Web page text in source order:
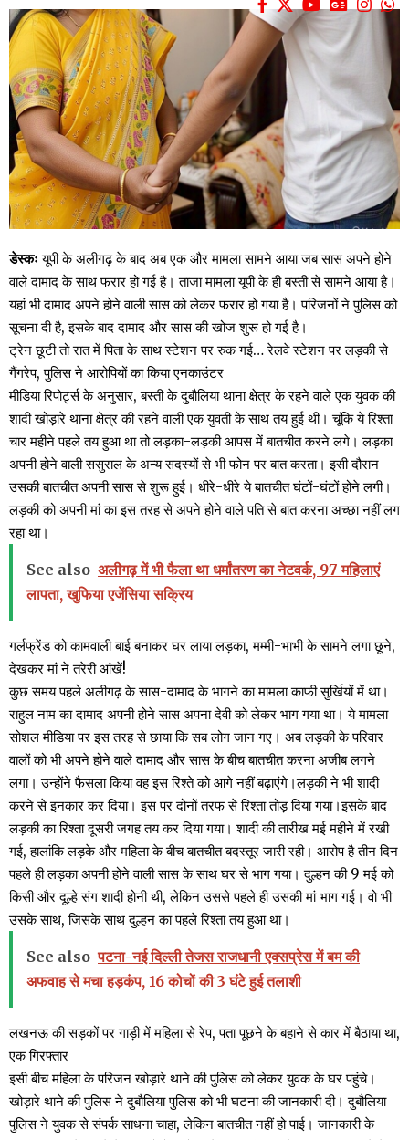
डेस्कः यूपी के अलीगढ़ के बाद अब एक और मामला सामने आया जब सास अपने होने
वाले दामाद के साथ फरार हो गई है। ताजा मामला यूपी के ही बस्ती से सामने आया है।
यहां भी दामाद अपने होने वाली सास को लेकर फरार हो गया है। परिजनों ने पुलिस को
सूचना दी है, इसके बाद दामाद और सास की खोज शुरू हो गई है।
ट्रेन छूटी तो रात में पिता के साथ स्टेशन पर रुक गई… रेलवे स्टेशन पर लड़की से
गैंगरेप, पुलिस ने आरोपियों का किया एनकाउंटर
मीडिया रिपोर्ट्स के अनुसार, बस्ती के दुबौलिया थाना क्षेत्र के रहने वाले एक युवक की
शादी खोड़ारे थाना क्षेत्र की रहने वाली एक युवती के साथ तय हुई थी। चूंकि ये रिश्ता
चार महीने पहले तय हुआ था तो लड़का-लड़की आपस में बातचीत करने लगे। लड़का
अपनी होने वाली ससुराल के अन्य सदस्यों से भी फोन पर बात करता। इसी दौरान
उसकी बातचीत अपनी सास से शुरू हुई। धीरे-धीरे ये बातचीत घंटों-घंटों होने लगी।
लड़की को अपनी मां का इस तरह से अपने होने वाले पति से बात करना अच्छा नहीं लग
रहा था।
See also अलीगढ़ में भी फैला था धर्मांतरण का नेटवर्क, 97 महिलाएं
लापता, खुफिया एजेंसिया सक्रिय
गर्लफ्रेंड को कामवाली बाई बनाकर घर लाया लड़का, मम्मी-भाभी के सामने लगा छूने,
देखकर मां ने तरेरी आंखें!
कुछ समय पहले अलीगढ़ के सास-दामाद के भागने का मामला काफी सुर्खियों में था।
राहुल नाम का दामाद अपनी होने सास अपना देवी को लेकर भाग गया था। ये मामला
सोशल मीडिया पर इस तरह से छाया कि सब लोग जान गए। अब लड़की के परिवार
वालों को भी अपने होने वाले दामाद और सास के बीच बातचीत करना अजीब लगने
लगा। उन्होंने फैसला किया वह इस रिश्ते को आगे नहीं बढ़ाएंगे।लड़की ने भी शादी
करने से इनकार कर दिया। इस पर दोनों तरफ से रिश्ता तोड़ दिया गया।इसके बाद
लड़की का रिश्ता दूसरी जगह तय कर दिया गया। शादी की तारीख मई महीने में रखी
गई, हालांकि लड़के और महिला के बीच बातचीत बदस्तूर जारी रही। आरोप है तीन दिन
पहले ही लड़का अपनी होने वाली सास के साथ घर से भाग गया। दुल्हन की 9 मई को
किसी और दूल्हे संग शादी होनी थी, लेकिन उससे पहले ही उसकी मां भाग गई। वो भी
उसके साथ, जिसके साथ दुल्हन का पहले रिश्ता तय हुआ था।
See also पटना-नई दिल्ली तेजस राजधानी एक्सप्रेस में बम की
अफवाह से मचा हड़कंप, 16 कोचों की 3 घंटे हुई तलाशी
लखनऊ की सड़कों पर गाड़ी में महिला से रेप, पता पूछने के बहाने से कार में बैठाया था,
एक गिरफ्तार
इसी बीच महिला के परिजन खोड़ारे थाने की पुलिस को लेकर युवक के घर पहुंचे।
खोड़ारे थाने की पुलिस ने दुबौलिया पुलिस को भी घटना की जानकारी दी। दुबौलिया
पुलिस ने युवक से संपर्क साधना चाहा, लेकिन बातचीत नहीं हो पाई। जानकारी के